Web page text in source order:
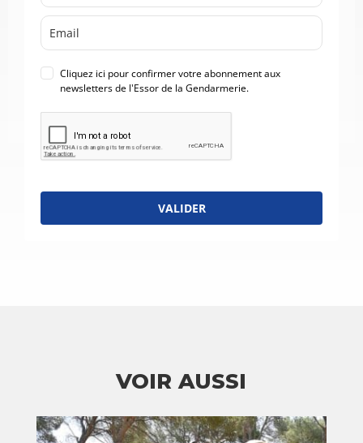
Cliquez ici pour confirmer votre abonnement aux
newsletters de l'Essor de la Gendarmerie.
VALIDER
VOIR AUSSI